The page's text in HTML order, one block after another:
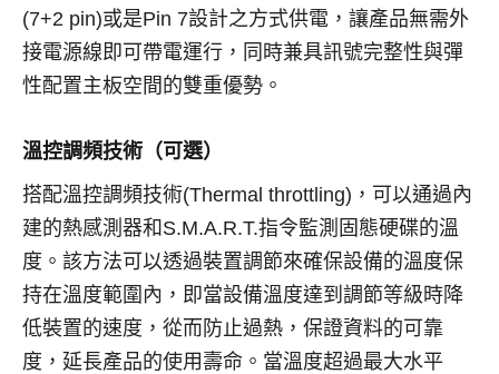
(7+2 pin)或是Pin 7設計之方式供電，讓產品無需外
接電源線即可帶電運行，同時兼具訊號完整性與彈
性配置主板空間的雙重優勢。
溫控調頻技術（可選）
搭配溫控調頻技術(Thermal throttling)，可以通過內
建的熱感測器和S.M.A.R.T.指令監測固態硬碟的溫
度。該方法可以透過裝置調節來確保設備的溫度保
持在溫度範圍內，即當設備溫度達到調節等級時降
低裝置的速度，從而防止過熱，保證資料的可靠
度，延長產品的使用壽命。當溫度超過最大水平